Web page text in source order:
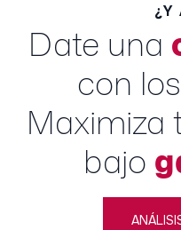
¿Y
Date una
con los
Maximiza
bajo